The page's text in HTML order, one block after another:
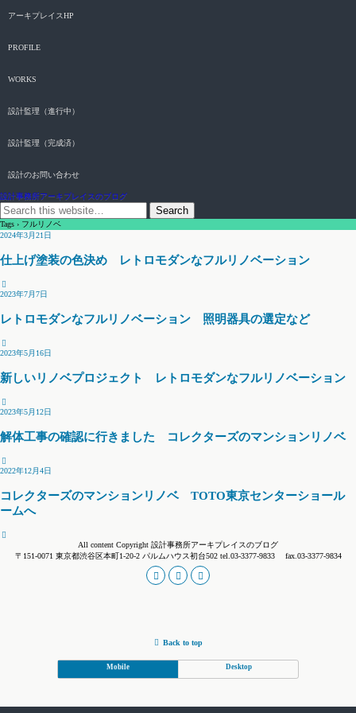
アーキプレイスHP
PROFILE
WORKS
設計監理（進行中）
設計監理（完成済）
設計のお問い合わせ
設計事務所アーキプレイスのブログ
Tags › フルリノベ
2024年3月21日
仕上げ塗装の色決め レトロモダンなフルリノベーション
2023年7月7日
レトロモダンなフルリノベーション 照明器具の選定など
2023年5月16日
新しいリノベプロジェクト レトロモダンなフルリノベーション
2023年5月12日
解体工事の確認に行きました コレクターズのマンションリノベ
2022年12月4日
コレクターズのマンションリノベ TOTO東京センターショール
ームへ
All content Copyright 設計事務所アーキプレイスのブログ
〒151-0071 東京都渋谷区本町1-20-2 パルムハウス初台502 tel.03-3377-9833 fax.03-3377-9834
Back to top
Mobile Desktop